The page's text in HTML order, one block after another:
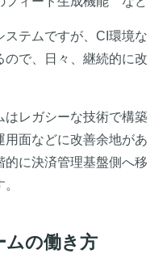
テムですが、CI環境な
ので、日々、継続的に改
はレガシーな技術で構築
用面などに改善余地があ
的に決済管理基盤側へ移
ムの働き方